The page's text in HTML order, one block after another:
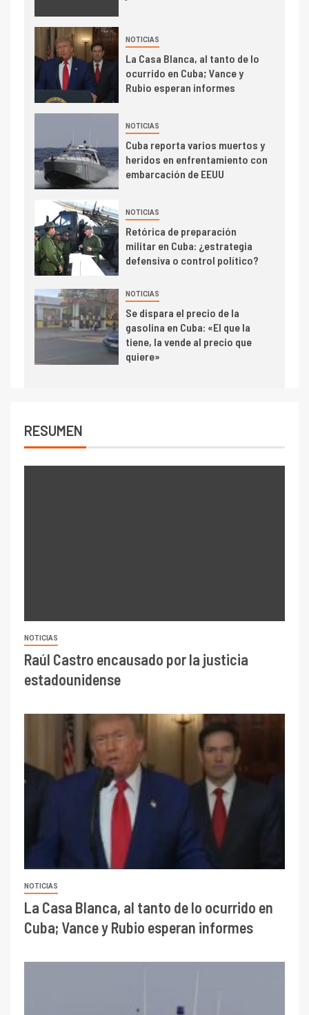
NOTICIAS
La Casa Blanca, al tanto de lo
ocurrido en Cuba; Vance y
Rubio esperan informes
NOTICIAS
Cuba reporta varios muertos y
heridos en enfrentamiento con
embarcación de EEUU
NOTICIAS
Retórica de preparación
militar en Cuba: ¿estrategia
defensiva o control político?
NOTICIAS
Se dispara el precio de la
gasolina en Cuba: «El que la
tiene, la vende al precio que
quiere»
RESUMEN
NOTICIAS
Raúl Castro encausado por la justicia
estadounidense
NOTICIAS
La Casa Blanca, al tanto de lo ocurrido en
Cuba; Vance y Rubio esperan informes